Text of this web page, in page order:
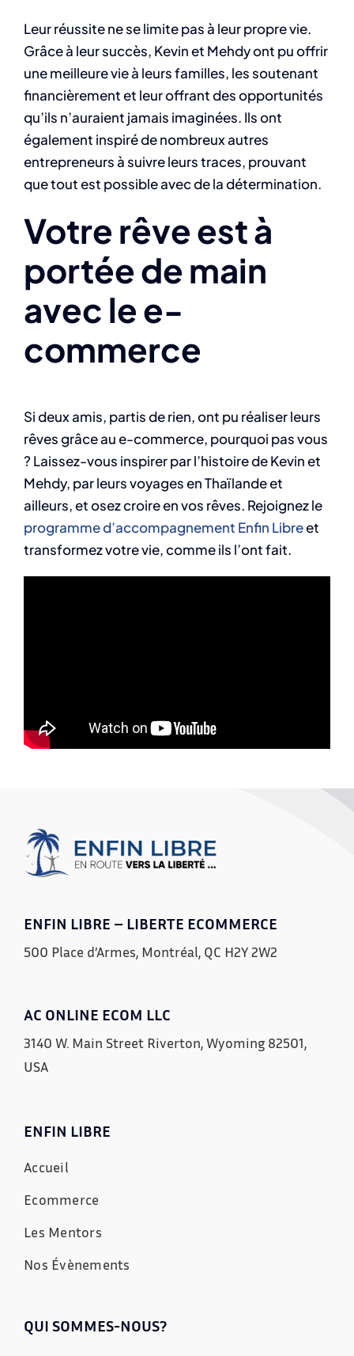
Leur réussite ne se limite pas à leur propre vie.
Grâce à leur succès, Kevin et Mehdy ont pu offrir
une meilleure vie à leurs familles, les soutenant
financièrement et leur offrant des opportunités
qu’ils n’auraient jamais imaginées. Ils ont
également inspiré de nombreux autres
entrepreneurs à suivre leurs traces, prouvant
que tout est possible avec de la détermination.
Votre rêve est à
portée de main
avec le e-
commerce
Si deux amis, partis de rien, ont pu réaliser leurs
rêves grâce au e-commerce, pourquoi pas vous
? Laissez-vous inspirer par l’histoire de Kevin et
Mehdy, par leurs voyages en Thaïlande et
ailleurs, et osez croire en vos rêves. Rejoignez le
programme d’accompagnement Enfin Libreet
transformez votre vie, comme ils l’ont fait.
ENFIN LIBRE – LIBERTE ECOMMERCE
500 Place d’Armes, Montréal, QC H2Y 2W2
AC ONLINE ECOM LLC
3140 W. Main Street Riverton, Wyoming 82501,
USA
ENFIN LIBRE
Accueil
Ecommerce
Les Mentors
Nos Évènements
QUI SOMMES-NOUS?